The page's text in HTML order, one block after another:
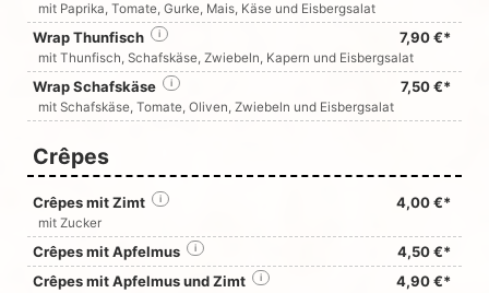
mit Paprika, Tomate, Gurke, Mais, Käse und Eisbergsalat
Wrap Thunfisch 7,90 €*
i
mit Thunfisch, Schafskäse, Zwiebeln, Kapern und Eisbergsalat
Wrap Schafskäse 7,50 €*
i
mit Schafskäse, Tomate, Oliven, Zwiebeln und Eisbergsalat
Crêpes
Crêpes mit Zimt 4,00 €*
i
mit Zucker
Crêpes mit Apfelmus 4,50 €*
i
Crêpes mit Apfelmus und Zimt 4,90 €*
i